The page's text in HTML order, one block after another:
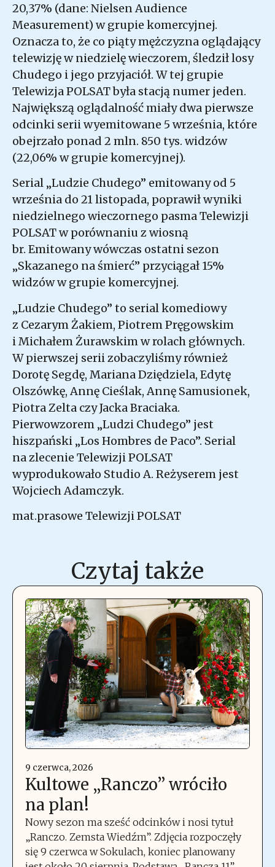
20,37% (dane: Nielsen Audience
Measurement) w grupie komercyjnej.
Oznacza to, że co piąty mężczyzna oglądający
telewizję w niedzielę wieczorem, śledził losy
Chudego i jego przyjaciół. W tej grupie
Telewizja POLSAT była stacją numer jeden.
Największą oglądalność miały dwa pierwsze
odcinki serii wyemitowane 5 września, które
obejrzało ponad 2 mln. 850 tys. widzów
(22,06% w grupie komercyjnej).
Serial „Ludzie Chudego” emitowany od 5
września do 21 listopada, poprawił wyniki
niedzielnego wieczornego pasma Telewizji
POLSAT w porównaniu z wiosną
br. Emitowany wówczas ostatni sezon
„Skazanego na śmierć” przyciągał 15%
widzów w grupie komercyjnej.
„Ludzie Chudego” to serial komediowy
z Cezarym Żakiem, Piotrem Pręgowskim
i Michałem Żurawskim w rolach głównych.
W pierwszej serii zobaczyliśmy również
Dorotę Segdę, Mariana Dziędziela, Edytę
Olszówkę, Annę Cieślak, Annę Samusionek,
Piotra Zelta czy Jacka Braciaka.
Pierwowzorem „Ludzi Chudego” jest
hiszpański „Los Hombres de Paco”. Serial
na zlecenie Telewizji POLSAT
wyprodukowało Studio A. Reżyserem jest
Wojciech Adamczyk.
mat.prasowe Telewizji POLSAT
Czytaj także
9 czerwca, 2026
Kultowe „Ranczo” wróciło
na plan!
Nowy sezon ma sześć odcinków i nosi tytuł
„Ranczo. Zemsta Wiedźm”. Zdjęcia rozpoczęły
się 9 czerwca w Sokulach, koniec planowany